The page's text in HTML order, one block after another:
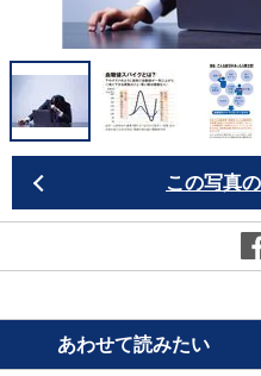
この写真
あわせて読みたい